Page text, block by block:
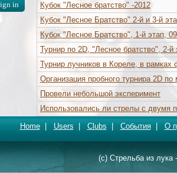
Кубок "Лесное братство" -2012
Кубок "Лесное Братство" 2-й и 3-й
Кубок "Лесное Братство", 1-й этап,
Турнир по 2D, "Лесное братство", 2-
Турнир лучников в Кореле, в рамках
Организация пробного турнира 2D
Провели небольшой эксперимент
Использовались ли стрелы с двумя
Home| Users Clubs События| О
(c) Стрельба из лука